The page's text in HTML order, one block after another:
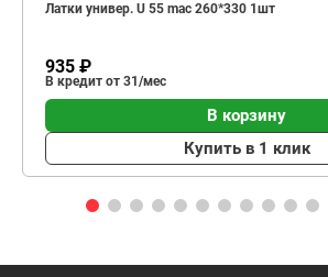
Латки универ. U 55 mac 260*330 1шт
935 ₽
В кредит от 31/мес
В корзину
Купить в 1 клик